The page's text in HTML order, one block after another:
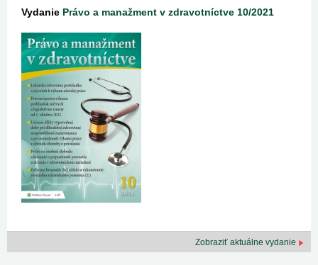
Vydanie Právo a manažment v zdravotníctve 10/2021
Zobraziť aktuálne vydanie